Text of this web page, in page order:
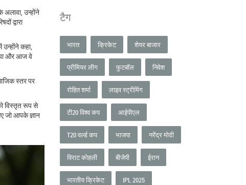
उन्होंने
द्वारा
कहा,
और आज वे
स्तर पर
विस्तृत रूप से
जो आपके ज्ञान
टैग
भारत क्रिकेट शेयर बाजार
प्रीमियर लीग फुटबॉल निवेश
रोहित शर्मा लाइव स्ट्रीमिंग
टी20 विश्व कप आईपीएल
T20 वर्ल्ड कप भाजपा नरेंद्र मोदी
विराट कोहली बीजेपी ईरान
भारतीय क्रिकेट IPL 2025